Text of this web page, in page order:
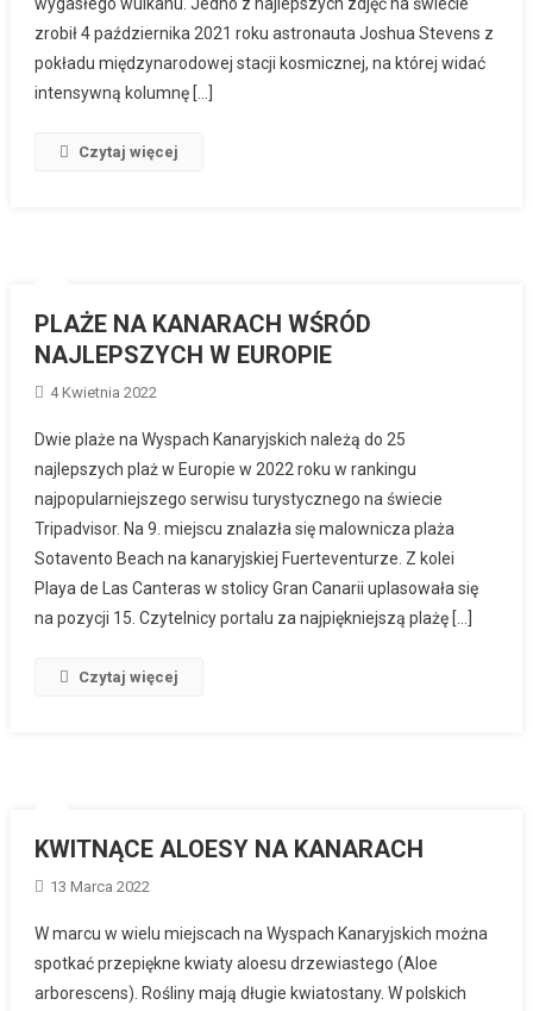
zrobił 4 października 2021 roku astronauta Joshua Stevens z
pokładu międzynarodowej stacji kosmicznej, na której widać
intensywną kolumnę […]
Czytaj więcej
PLAŻE NA KANARACH WŚRÓD
NAJLEPSZYCH W EUROPIE
4 Kwietnia 2022
Dwie plaże na Wyspach Kanaryjskich należą do 25
najlepszych plaż w Europie w 2022 roku w rankingu
najpopularniejszego serwisu turystycznego na świecie
Tripadvisor. Na 9. miejscu znalazła się malownicza plaża
Sotavento Beach na kanaryjskiej Fuerteventurze. Z kolei
Playa de Las Canteras w stolicy Gran Canarii uplasowała się
na pozycji 15. Czytelnicy portalu za najpiękniejszą plażę […]
Czytaj więcej
KWITNĄCE ALOESY NA KANARACH
13 Marca 2022
W marcu w wielu miejscach na Wyspach Kanaryjskich można
spotkać przepiękne kwiaty aloesu drzewiastego (Aloe
arborescens). Rośliny mają długie kwiatostany. W polskich